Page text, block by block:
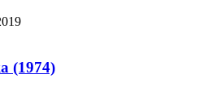
(1974)